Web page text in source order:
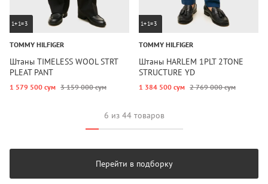
1+1=3
TOMMY HILFIGER
Штаны TIMELESS WOOL STRT
PLEAT PANT
1 579 500 сум 3 159 000 сум
1+1=3
TOMMY HILFIGER
Штаны HARLEM 1PLT 2TONE
STRUCTURE YD
1 384 500 сум 2 769 000 сум
6 из 44 товаров
Перейти в подборку